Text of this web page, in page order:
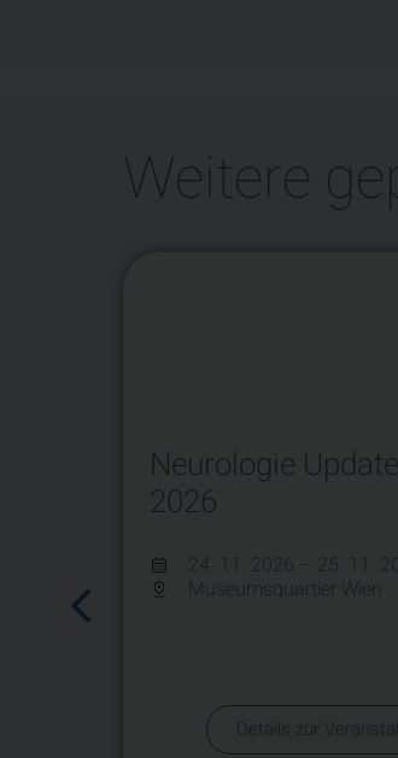
Weitere
Neurologie
2026
24. 11. 2026 – 25. 11.
Museumsquartier Wien
Details zur